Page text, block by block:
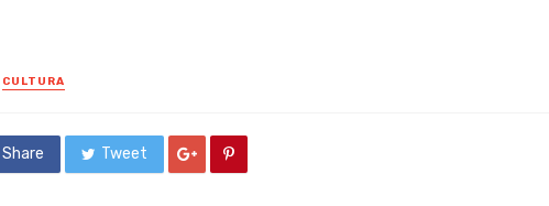
Posted
in
CULTURA
Share Tweet